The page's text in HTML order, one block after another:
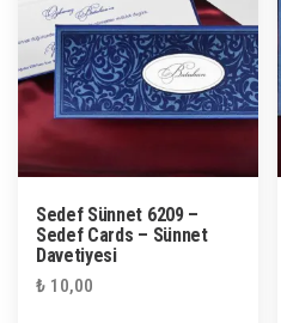
Sedef Sünnet 6209 –
Sedef Cards – Sünnet
Davetiyesi
₺ 10,00